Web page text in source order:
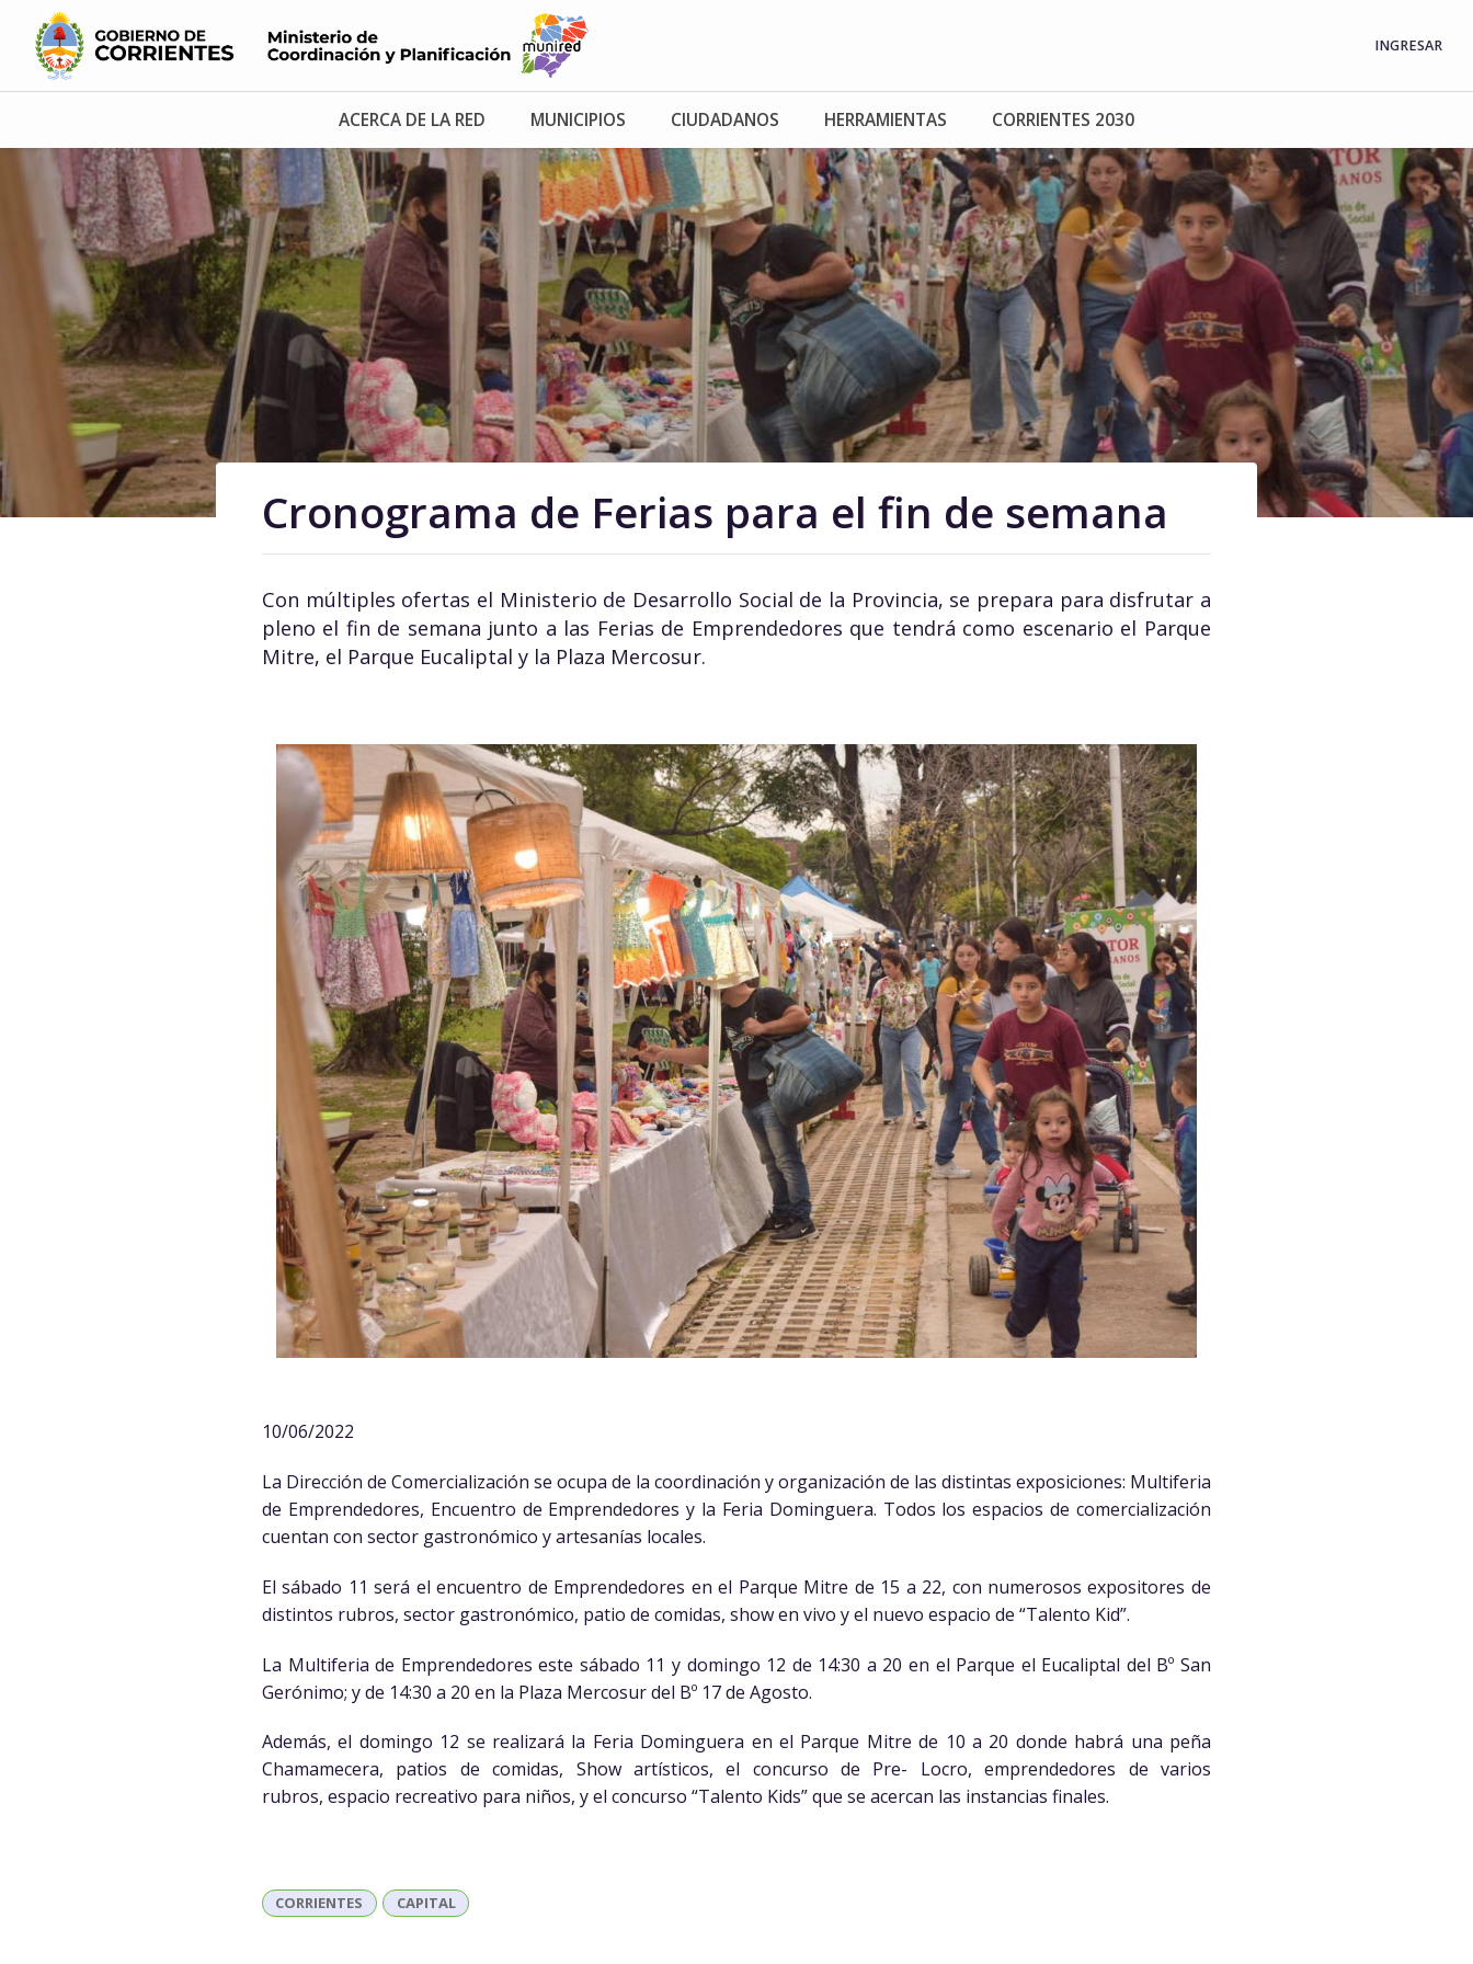
INGRESAR
ACERCA DE LA RED MUNICIPIOS CIUDADANOS HERRAMIENTAS CORRIENTES 2030
Cronograma de Ferias para el fin de semana
Con múltiples ofertas el Ministerio de Desarrollo Social de la Provincia, se prepara para disfrutar a
pleno el fin de semana junto a las Ferias de Emprendedores que tendrá como escenario el Parque
Mitre, el Parque Eucaliptal y la Plaza Mercosur.
10/06/2022
La Dirección de Comercialización se ocupa de la coordinación y organización de las distintas exposiciones: Multiferia
de Emprendedores, Encuentro de Emprendedores y la Feria Dominguera. Todos los espacios de comercialización
cuentan con sector gastronómico y artesanías locales.
El sábado 11 será el encuentro de Emprendedores en el Parque Mitre de 15 a 22, con numerosos expositores de
distintos rubros, sector gastronómico, patio de comidas, show en vivo y el nuevo espacio de “Talento Kid”.
La Multiferia de Emprendedores este sábado 11 y domingo 12 de 14:30 a 20 en el Parque el Eucaliptal del Bº San
Gerónimo; y de 14:30 a 20 en la Plaza Mercosur del Bº 17 de Agosto.
Además, el domingo 12 se realizará la Feria Dominguera en el Parque Mitre de 10 a 20 donde habrá una peña
Chamamecera, patios de comidas, Show artísticos, el concurso de Pre- Locro, emprendedores de varios
rubros, espacio recreativo para niños, y el concurso “Talento Kids” que se acercan las instancias finales.
CORRIENTES CAPITAL